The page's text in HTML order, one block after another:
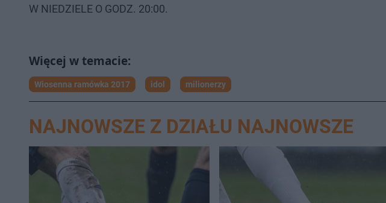
W NIEDZIELE O GODZ. 20:00.
Wiosenna ramówka 2017 idol milionerzy
NAJNOWSZE Z DZIAŁU NAJNOWSZE